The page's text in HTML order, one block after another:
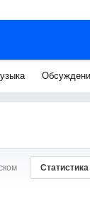
Статистика